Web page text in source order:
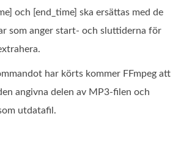
och [end_time] ska ersättas med de
som anger start- och sluttiderna för
har körts kommer FFmpeg att
angivna delen av MP3-filen och
utdatafil.